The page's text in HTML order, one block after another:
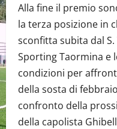
Alla fine il premio
la terza posizione in
sconfitta subita dal
Sporting Taormina e
condizioni per
della sosta di
confronto della
della capolista